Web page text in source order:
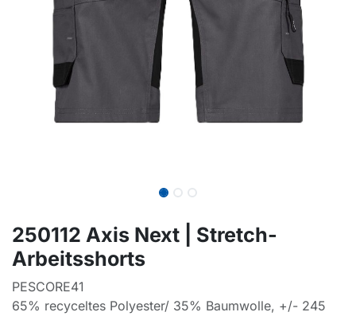
250112 Axis Next | Stretch-
Arbeitsshorts
PESCORE41
65% recyceltes Polyester/ 35% Baumwolle, +/- 245